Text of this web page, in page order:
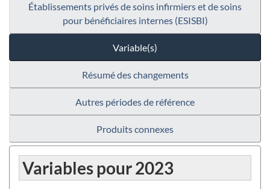
Établissements privés de soins infirmiers et de soins
pour bénéficiaires internes (ESISBI)
Variable(s)
Résumé des changements
Autres périodes de référence
Produits connexes
Variables pour 2023